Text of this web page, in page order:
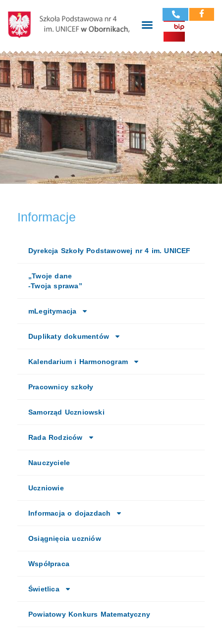
Informacje
Dyrekcja Szkoły Podstawowej nr 4 im. UNICEF
„Twoje dane
-Twoja sprawa”
mLegitymacja
Duplikaty dokumentów
Kalendarium i Harmonogram
Pracownicy szkoły
Samorząd Uczniowski
Rada Rodziców
Nauczyciele
Uczniowie
Informacja o dojazdach
Osiągnięcia uczniów
Współpraca
Świetlica
Powiatowy Konkurs Matematyczny